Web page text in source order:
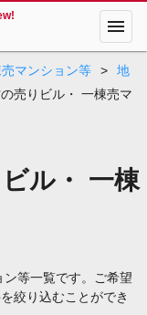
menu
マンション等 >
地
売りビル・ 一棟売マ
ル・ 一棟
等一覧です。ご希望
絞り込むことができ